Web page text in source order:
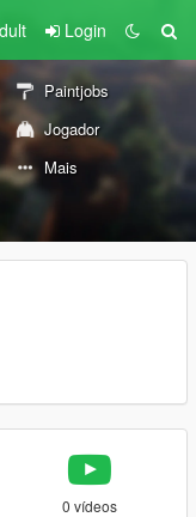
Login
Paintjobs
Jogador
Mais
0 vídeos